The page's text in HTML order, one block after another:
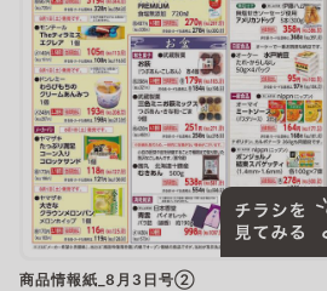
商品情報紙_8月3日号②